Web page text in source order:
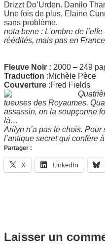
Drizzt Do’Urden. Danilo
Une fois de plus, Elaine
sans problème.
nota bene : L’ombre de
réédités, mais pas en
Fleuve Noir : 2000 – 249
Traduction :Michèle Pèce
Couverture :Fred Fields
tueuses des Royaumes.
assassin, on la soupçonne
là…
Arilyn n’a pas le chois.
l’antique secret qui confère
Partager :
X LinkedIn
Laisser un